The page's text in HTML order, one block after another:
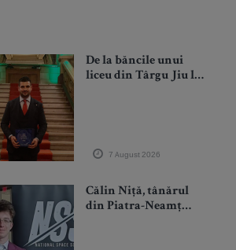
De la băncile unui
liceu din Târgu Jiu la
7 August 2026
Călin Niță, tânărul
din Piatra-Neamț